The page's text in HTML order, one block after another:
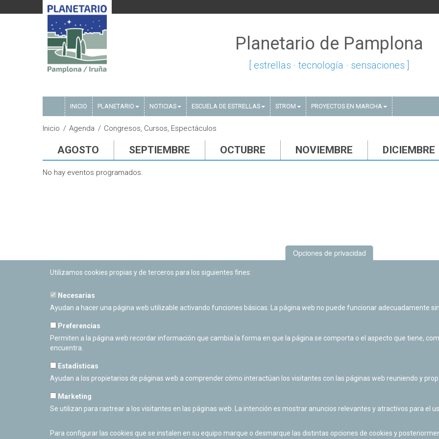
Planetario de Pamplona
[ estrellas · tecnología · sensaciones ]
INICIO PLANETARIO NOTICIAS ESCUELA DE ESTRELLAS STROM PROYECTOS EN MARCHA
Inicio Agenda Congresos, Cursos, Espectáculos
AGOSTO SEPTIEMBRE OCTUBRE NOVIEMBRE DICIEMBRE
No hay eventos programados.
PLANETARIO DE PAMPLONA
Calle Sancho RamÃ­rez, s/n
Cerrado Temporalmente
Opciones de privacidad
Utilizamos cookies propias y de terceros para los siguientes fines:
Necesarias
Ayudan a hacer una página web utilizable activando funciones básicas. La página web no puede funcionar adecuadamente
Preferencias
Permiten a la página web recordar información que cambia la forma en que la página se comporta o el aspecto que tiene,
encuentra.
Estadísticas
Ayudan a los propietarios de páginas web a comprender cómo interactúan los visitantes con las páginas web reuniendo y
Marketing
Se utilizan para rastrear a los visitantes en las páginas web. La intención es mostrar anuncios relevantes y atractivos para el
Para configurar las cookies que se instalen en su equipo marque o desmarque las distintas opciones de cookies y